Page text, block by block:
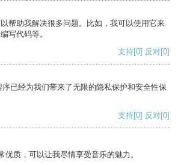
帮助我解决很多问题。比如，我可以使用它来
写代码等。
支持[0] 反对[0]
已经为我们带来了无限的隐私保护和安全性保
支持[0] 反对[0]
优质，可以让我尽情享受音乐的魅力。